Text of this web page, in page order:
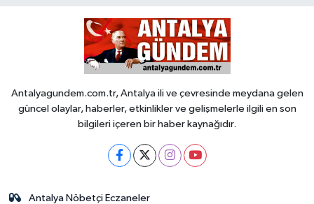
Antalyagundem.com.tr, Antalya ili ve çevresinde meydana gelen
güncel olaylar, haberler, etkinlikler ve gelişmelerle ilgili en son
bilgileri içeren bir haber kaynağıdır.
Antalya Nöbetçi Eczaneler